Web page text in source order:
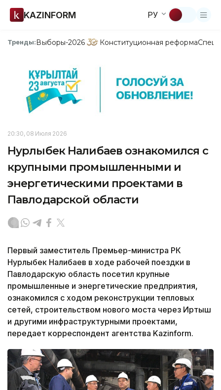
KAZINFORM РУ
Тренды:Выборы-2026 Конституционная реформа
20:30, 08 Июля 2026
Нурлыбек Налибаев ознакомился с
крупными промышленными и
энергетическими проектами в
Павлодарской области
Первый заместитель Премьер-министра РК
Нурлыбек Налибаев в ходе рабочей поездки в
Павлодарскую область посетил крупные
промышленные и энергетические предприятия,
ознакомился с ходом реконструкции тепловых
сетей, строительством нового моста через Иртыш
и другими инфраструктурными проектами,
передает корреспондент агентства Kazinform.